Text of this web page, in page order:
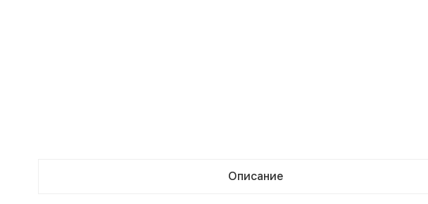
Описание